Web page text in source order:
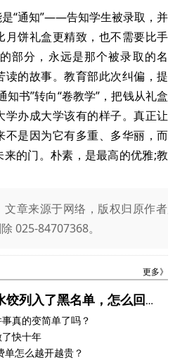
“通知”——告知学生被录取，并
月饼礼盒更精致，也不需要比手
部分，永远是那个被录取的名
的故事。教育部此次纠偏，提
书”转向“卷教学”，把钱从礼盒
办成大学该有的样子。真正让
不是因为它有多重、多华丽，而
的门。朴素，是最高的优雅;教
章来源于网络，版权归原作者
025-84707368。
更多》
饺列入了黑名单，怎么回
真的变简单了吗？
了快十年
怎么越开越贵？